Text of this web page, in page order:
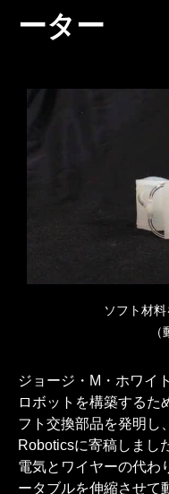
ーター
ソフト材
ジョージ・M・ホワイ
ロボットを構築するた
フト交換部品を発明し
Roboticsに寄稿しまし
電気とワイヤーの代わ
ータブルを伸縮させて